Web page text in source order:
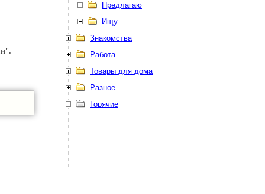
Предлагаю
Ищу
Знакомства
Работа
Товары для дома
Разное
Горячие